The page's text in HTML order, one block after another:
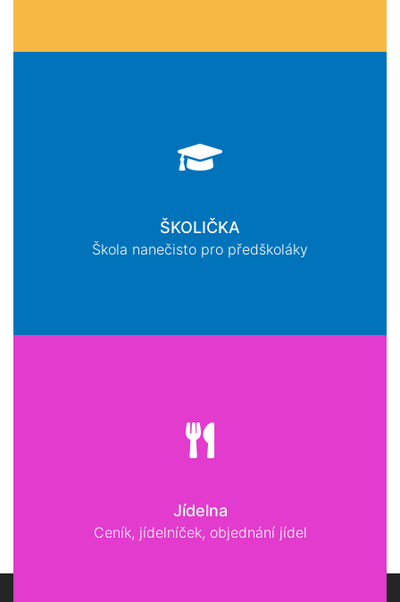
ŠKOLIČKA
Škola nanečisto pro předškoláky
Jídelna
Ceník, jídelníček, objednání jídel